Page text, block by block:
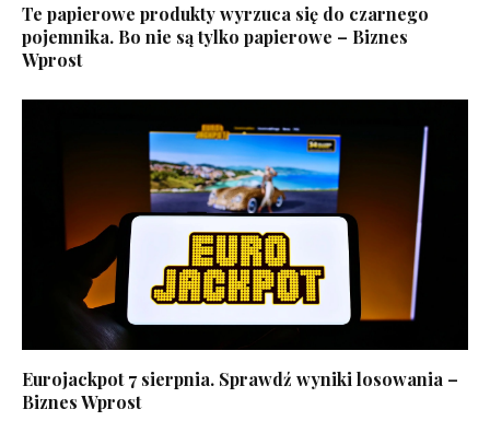
Te papierowe produkty wyrzuca się do czarnego
pojemnika. Bo nie są tylko papierowe – Biznes
Wprost
Eurojackpot 7 sierpnia. Sprawdź wyniki losowania –
Biznes Wprost